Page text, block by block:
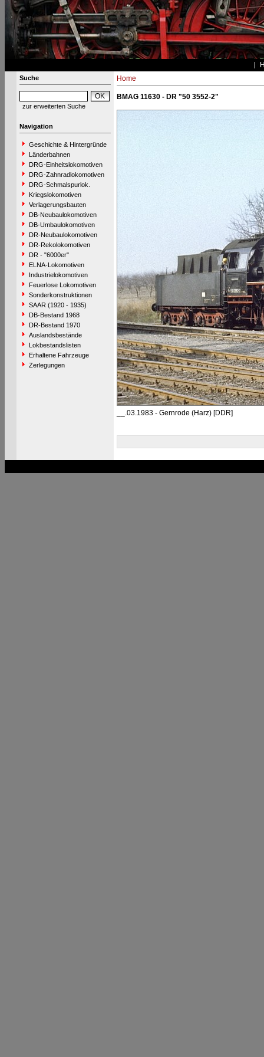
Suche
zur erweiterten Suche
Navigation
Geschichte & Hintergründe
Länderbahnen
DRG-Einheitslokomotiven
DRG-Zahnradlokomotiven
DRG-Schmalspurlok.
Kriegslokomotiven
Verlagerungsbauten
DB-Neubaulokomotiven
DB-Umbaulokomotiven
DR-Neubaulokomotiven
DR-Rekolokomotiven
DR - "6000er"
ELNA-Lokomotiven
Industrielokomotiven
Feuerlose Lokomotiven
Sonderkonstruktionen
SAAR (1920 - 1935)
DB-Bestand 1968
DR-Bestand 1970
Auslandsbestände
Lokbestandslisten
Erhaltene Fahrzeuge
Zerlegungen
Home
BMAG 11630 - DR "50 3552-2"
__.03.1983 - Gernrode (Harz) [DDR]